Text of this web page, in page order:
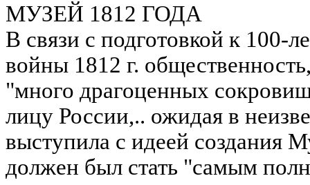
МУЗЕЙ 1812 ГОДА
В связи с подготовкой к 100-
войны 1812 г.
"много драгоценных
лицу России,.. ожидая в
выступила с идеей создания
должен был стать "самым